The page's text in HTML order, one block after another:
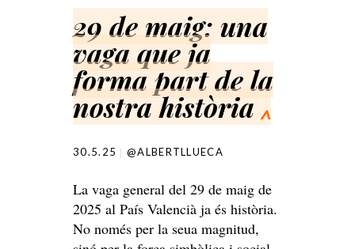
29 de maig: una
vaga que ja
forma part de la
nostra història ^
30.5.25 @ALBERTLLUECA
La vaga general del 29 de maig de
2025 al País Valencià ja és història.
No només per la seua magnitud,